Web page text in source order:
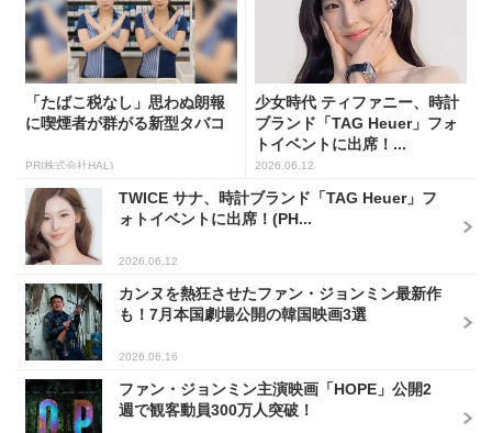
「たばこ税なし」思わぬ朗報
に喫煙者が群がる新型タバコ
PR(株式会社HAL)
少女時代 ティファニー、時計
ブランド「TAG Heuer」フォ
トイベントに出席！...
2026.06.12
TWICE サナ、時計ブランド「TAG Heuer」フ
ォトイベントに出席！(PH...
2026.06.12
カンヌを熱狂させたファン・ジョンミン最新作
も！7月本国劇場公開の韓国映画3選
2026.06.16
ファン・ジョンミン主演映画「HOPE」公開2
週で観客動員300万人突破！